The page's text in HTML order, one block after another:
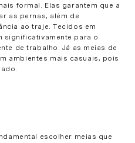
formal. Elas garantem que a
as pernas, além de
ao traje. Tecidos em
significativamente para o
de trabalho. Já as meias de
ambientes mais casuais, pois
escolher meias que